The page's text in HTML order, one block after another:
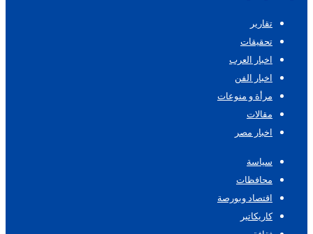
تقارير
تحقيقات
اخبار العرب
اخبار الفن
مرأة و منوعات
مقالات
اخبار مصر
سياسة
محافظات
اقتصاد وبورصة
كاريكاتير